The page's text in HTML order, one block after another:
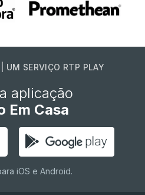
UM SERVIÇO RTP PLAY
aplicação
Em Casa
iOS e Android.